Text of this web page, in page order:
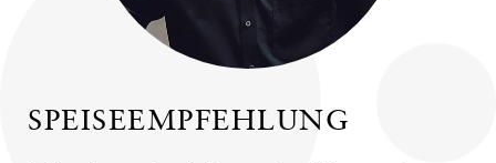
SPEISEEMPFEHLUNG